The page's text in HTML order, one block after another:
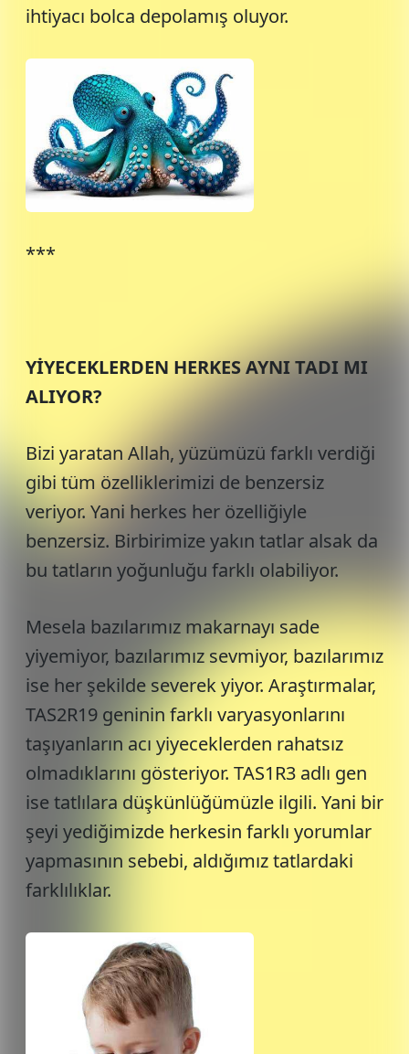
ihtiyacı bolca depolamış oluyor.
***
YİYECEKLERDEN HERKES AYNI TADI MI
ALIYOR?
Bizi yaratan Allah, yüzümüzü farklı verdiği
gibi tüm özelliklerimizi de benzersiz
veriyor. Yani herkes her özelliğiyle
benzersiz. Birbirimize yakın tatlar alsak da
bu tatların yoğunluğu farklı olabiliyor.
Mesela bazılarımız makarnayı sade
yiyemiyor, bazılarımız sevmiyor, bazılarımız
ise her şekilde severek yiyor. Araştırmalar,
TAS2R19 geninin farklı varyasyonlarını
taşıyanların acı yiyeceklerden rahatsız
olmadıklarını gösteriyor. TAS1R3 adlı gen
ise tatlılara düşkünlüğümüzle ilgili. Yani bir
şeyi yediğimizde herkesin farklı yorumlar
yapmasının sebebi, aldığımız tatlardaki
farklılıklar.